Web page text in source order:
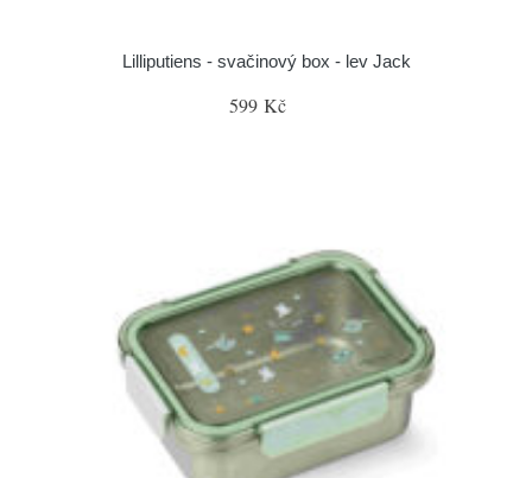
Lilliputiens - svačinový box - lev Jack
599 Kč